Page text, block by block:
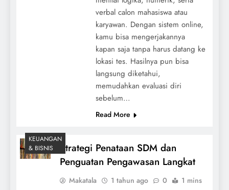
verbal calon mahasiswa atau
karyawan. Dengan sistem online,
kamu bisa mengerjakannya
kapan saja tanpa harus datang ke
lokasi tes. Hasilnya pun bisa
langsung diketahui,
memudahkan evaluasi diri
sebelum…
Read More
KEUANGAN
& BISNIS
Strategi Penataan SDM dan
Penguatan Pengawasan Langkat
Makatala 1 tahun ago 0 1 mins